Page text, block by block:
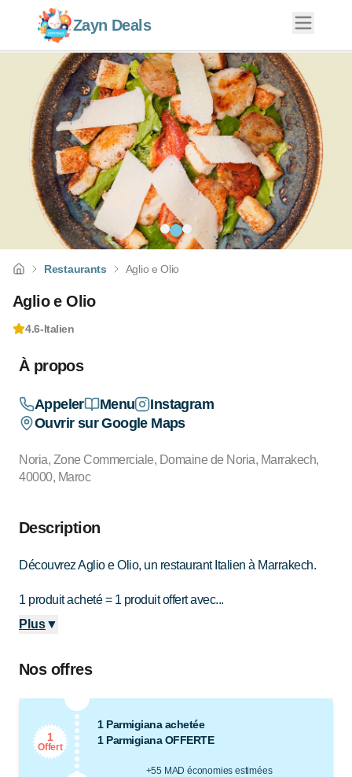
Zayn Deals
Restaurants Aglio e Olio
Aglio e Olio
4.6-Italien
À propos
Appeler Menu
Instagram
Ouvrir sur Google Maps
Noria, Zone Commerciale, Domaine de Noria, Marrakech,
40000, Maroc
Description
Découvrez Aglio e Olio, un restaurant Italien à Marrakech.
1 produit acheté = 1 produit offert avec...
Plus▼
Nos offres
1
Offert
1 Parmigiana achetée
1 Parmigiana OFFERTE
+55 MAD économies estimées